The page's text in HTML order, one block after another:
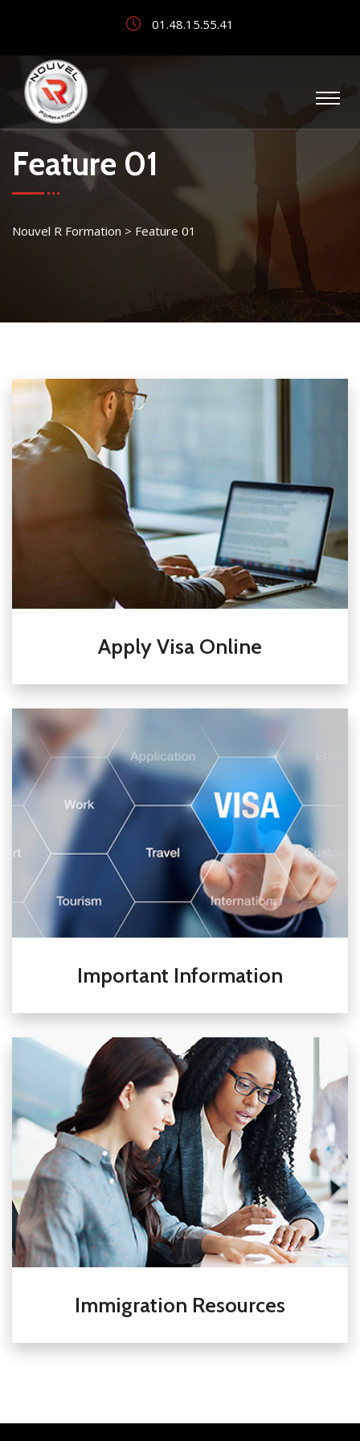
01.48.15.55.41
Feature 01
Nouvel R Formation > Feature 01
Apply Visa Online
Important Information
Immigration Resources